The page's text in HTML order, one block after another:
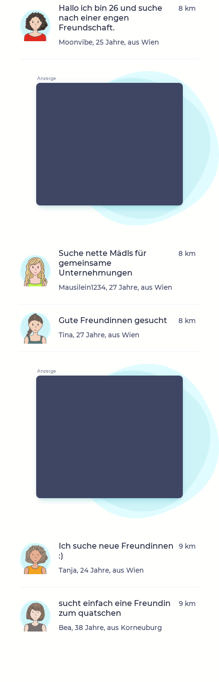
Hallo ich bin 26 und suche
nach einer engen
Freundschaft.
Moonvibe, 25 Jahre, aus Wien
8 km
Suche nette Mädls für
gemeinsame
Unternehmungen
Mausilein1234, 27 Jahre, aus Wien
8 km
Gute Freundinnen gesucht
Tina, 27 Jahre, aus Wien
8 km
Ich suche neue Freundinnen
:)
Tanja, 24 Jahre, aus Wien
9 km
sucht einfach eine Freundin
zum quatschen
Bea, 38 Jahre, aus Korneuburg
9 km